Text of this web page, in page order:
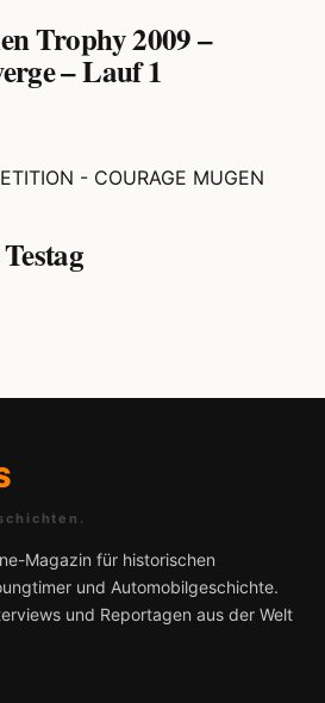
Trophy 2009 –
– Lauf 1
Magazin für historischen
und Automobilgeschichte.
und Reportagen aus der Welt